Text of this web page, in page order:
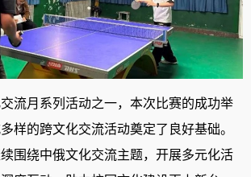
流月系列活动之一，本次比赛的成功举
样的跨文化交流活动奠定了良好基础。
围绕中俄文化交流主题，开展多元化活